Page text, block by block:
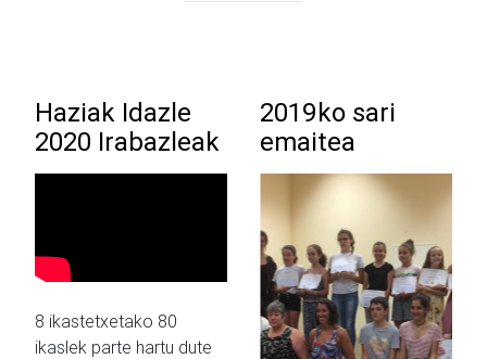
Haziak Idazle
2020 Irabazleak
8 ikastetxetako 80
ikaslek parte hartu dute
2019ko sari
emaitea